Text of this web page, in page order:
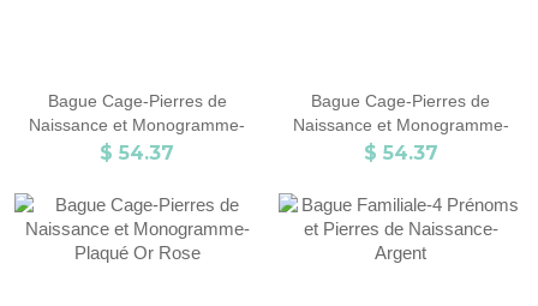
Bague Cage-Pierres de
Naissance et Monogramme-
Argent
$ 54.37
Bague Cage-Pierres de
Naissance et Monogramme-
Plaqué Or
$ 54.37